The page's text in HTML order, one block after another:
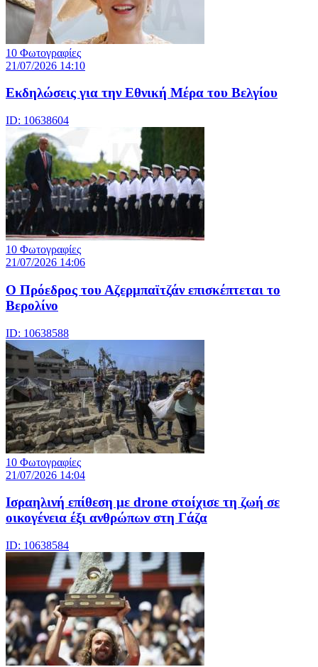
10 Φωτογραφίες
21/07/2026 14:10
Eκδηλώσεις για την Εθνική Μέρα του Βελγίου
ID: 10638604
10 Φωτογραφίες
21/07/2026 14:06
Ο Πρόεδρος του Αζερμπαϊτζάν επισκέπτεται το
Βερολίνο
ID: 10638588
10 Φωτογραφίες
21/07/2026 14:04
Iσραηλινή επίθεση με drone στοίχισε τη ζωή σε
οικογένεια έξι ανθρώπων στη Γάζα
ID: 10638584